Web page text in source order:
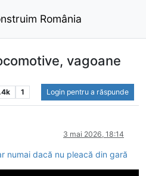
România
vagoane
1 Login pentru a răspunde
3 mai 2026, 18:14
numai dacă nu pleacă din gară